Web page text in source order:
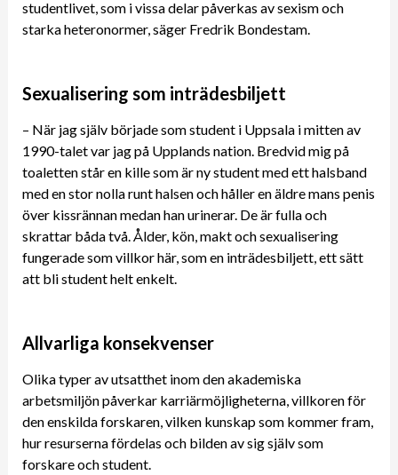
studentlivet, som i vissa delar påverkas av sexism och
starka heteronormer, säger Fredrik Bondestam.
Sexualisering som inträdesbiljett
– När jag själv började som student i Uppsala i mitten av
1990-talet var jag på Upplands nation. Bredvid mig på
toaletten står en kille som är ny student med ett halsband
med en stor nolla runt halsen och håller en äldre mans penis
över kissrännan medan han urinerar. De är fulla och
skrattar båda två. Ålder, kön, makt och sexualisering
fungerade som villkor här, som en inträdesbiljett, ett sätt
att bli student helt enkelt.
Allvarliga konsekvenser
Olika typer av utsatthet inom den akademiska
arbetsmiljön påverkar karriärmöjligheterna, villkoren för
den enskilda forskaren, vilken kunskap som kommer fram,
hur resurserna fördelas och bilden av sig själv som
forskare och student.